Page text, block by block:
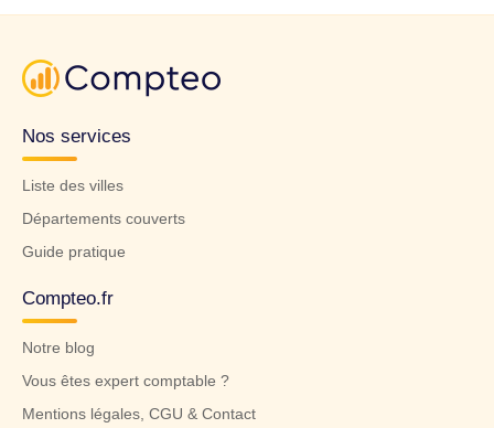
Nos services
Liste des villes
Départements couverts
Guide pratique
Compteo.fr
Notre blog
Vous êtes expert comptable ?
Mentions légales, CGU & Contact